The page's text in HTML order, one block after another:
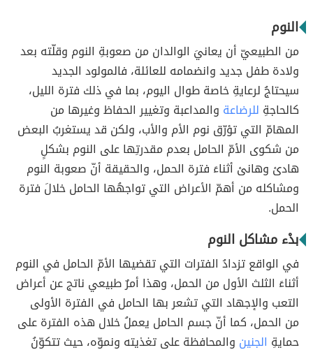
النوم
من الطبيعيّ أن يعانيَ الوالدان من صعوبةِ النوم وقلّته بعد
ولادة طفل جديد وانضمامه للعائلة، فالمولود الجديد
سيحتاجُ لرعايةِ خاصة طوال اليوم، بما في ذلك فترة الليل،
كالحاجةِ للرضاعة والمداعبة وتغيير الحفاظ وغيرها من
المهامّ التي تؤرّق نوم الأم والأب، ولكن قد يستغربُ البعض
من شكوى الأمّ الحامل بعدم مقدرتِها على النوم بشكلٍ
هادئ وهانئ أثناءَ فترة الحمل، والحقيقة أنّ صعوبة النوم
ومشاكله من أهمّ الأعراض التي تواجهُها الحامل خلالَ فترة
الحمل.
بدْء مشاكل النوم
في الواقع تزدادُ الفترات التي تقضيها الأمّ الحامل في النوم
أثناءَ الثلث الأول من الحمل، وهذا أمرٌ طبيعي ناتج عن أعراض
التعب والإجهاد التي تشعر بها الحامل في الفترة الأولى
من الحمل، كما أنّ جسم الحامل يعملُ خلال هذه الفترة على
حمايةِ الجنين والمحافظة على تغذيته ونموّه، حيث تتكوّنُ